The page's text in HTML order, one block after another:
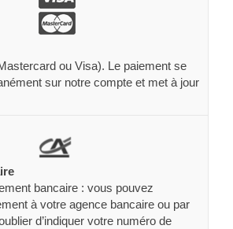
ou Visa). Le paiement se
sur notre compte et met à jour
bancaire : vous pouvez
à votre agence bancaire ou par
d’indiquer votre numéro de